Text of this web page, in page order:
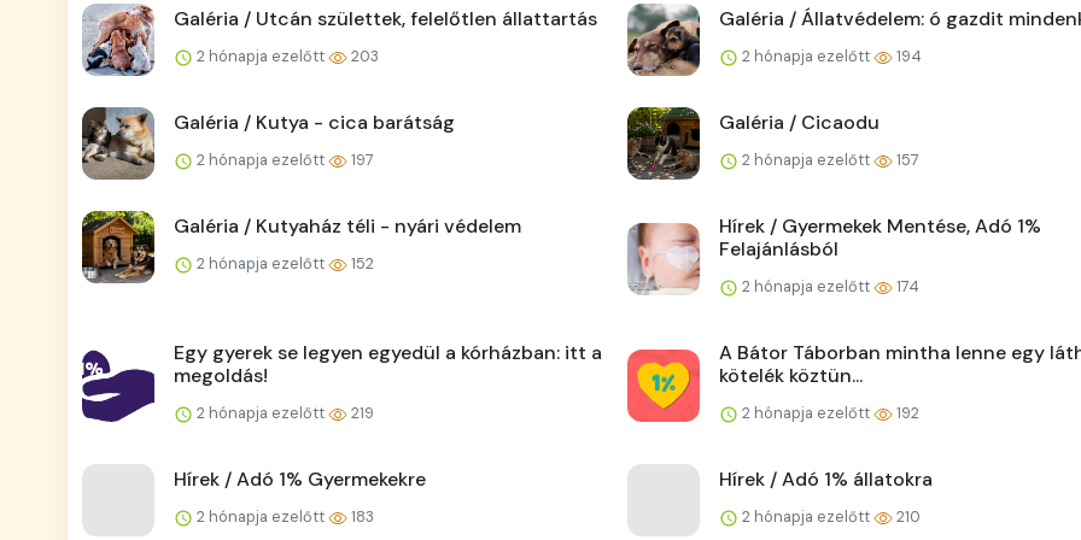
Galéria / Utcán születtek, felelőtlen állattartás
2 hónapja ezelőtt 203
Galéria / Állatvédelem: ó gazdit
2 hónapja ezelőtt 194
Galéria / Kutya - cica barátság
2 hónapja ezelőtt 197
Galéria / Cicaodu
2 hónapja ezelőtt 157
Galéria / Kutyaház téli - nyári védelem
2 hónapja ezelőtt 152
Hírek / Gyermekek Mentése, Adó 1%
Felajánlásból
2 hónapja ezelőtt 174
Egy gyerek se legyen egyedül a kórházban: itt a
megoldás!
2 hónapja ezelőtt 219
A Bátor Táborban mintha lenne egy
kötelék köztün...
2 hónapja ezelőtt 192
Hírek / Adó 1% Gyermekekre
2 hónapja ezelőtt 183
Hírek / Adó 1% állatokra
2 hónapja ezelőtt 210